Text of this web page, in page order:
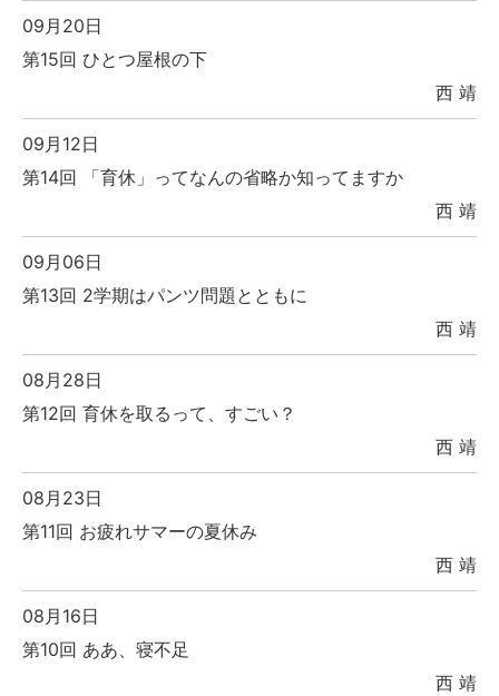
09月20日
第15回 ひとつ屋根の下
西 靖
09月12日
第14回 「育休」ってなんの省略か知ってますか
西 靖
09月06日
第13回 2学期はパンツ問題とともに
西 靖
08月28日
第12回 育休を取るって、すごい？
西 靖
08月23日
第11回 お疲れサマーの夏休み
西 靖
08月16日
第10回 ああ、寝不足
西 靖